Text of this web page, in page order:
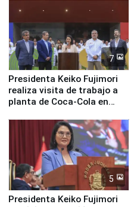
7
Presidenta Keiko Fujimori
realiza visita de trabajo a
planta de Coca-Cola en
5
Presidenta Keiko Fujimori